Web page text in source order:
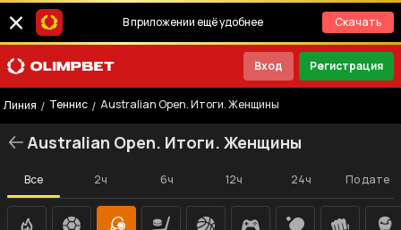
В приложении ещё удобнее Скачать
Вход Регистрация
Линия / Теннис / Australian Open. Итоги. Женщины
Australian Open. Итоги. Женщины
Все 2ч 6ч 12ч 24ч По дате